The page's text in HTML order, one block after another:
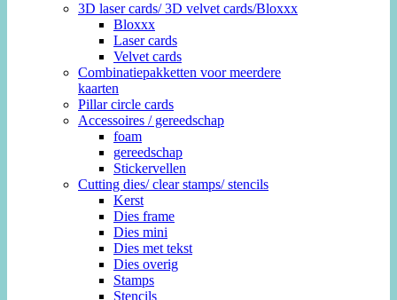
3D laser cards/ 3D velvet cards/Bloxxx
Bloxxx
Laser cards
Velvet cards
Combinatiepakketten voor meerdere
kaarten
Pillar circle cards
Accessoires / gereedschap
foam
gereedschap
Stickervellen
Cutting dies/ clear stamps/ stencils
Kerst
Dies frame
Dies mini
Dies met tekst
Dies overig
Stamps
Stencils